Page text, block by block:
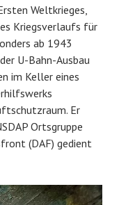
Weltkrieges,
Kriegsverlaufs für
ab 1943
U-Bahn-Ausbau
im Keller eines
Er
Ortsgruppe
(DAF) gedient